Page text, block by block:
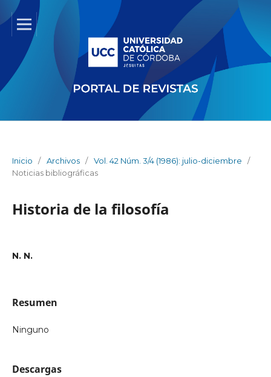
Inicio / Archivos / Vol. 42 Núm. 3/4 (1986): julio-diciembre
/
Noticias bibliográficas
Historia de la filosofía
N. N.
Resumen
Ninguno
Descargas